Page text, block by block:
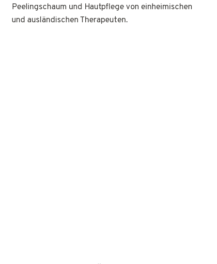
Peelingschaum und Hautpflege von einheimischen
und ausländischen Therapeuten.